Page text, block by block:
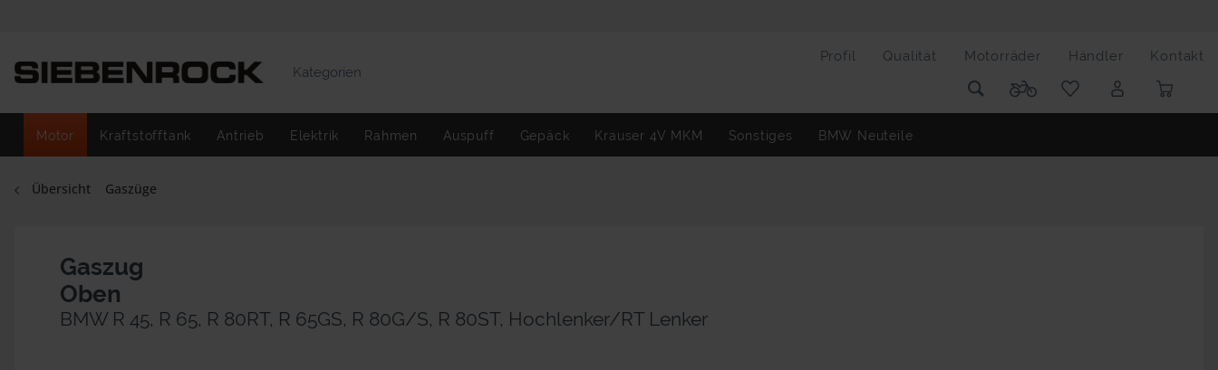
Kategorien
Profil Qualität Motorräder Händler Kontakt
Motor Kraftstofftank Antrieb Elektrik Rahmen Auspuff Gepäck Krauser 4V MKM Sonstiges BMW Neuteile
Übersicht Gaszüge
Gaszug
Oben
BMW R 45, R 65, R 80RT, R 65GS, R 80G/S, R 80ST, Hochlenker/RT Lenker